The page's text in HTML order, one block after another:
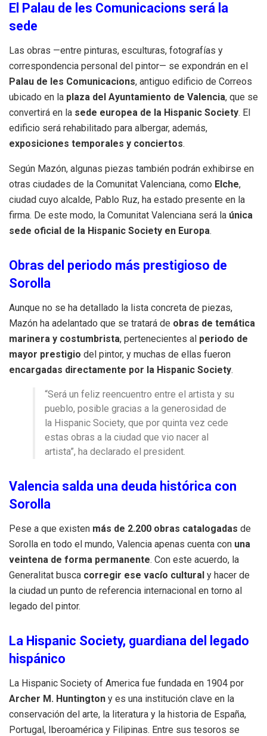
El Palau de les Comunicacions será la
sede
Las obras —entre pinturas, esculturas, fotografías y
correspondencia personal del pintor— se expondrán en el
Palau de les Comunicacions, antiguo edificio de Correos
ubicado en la plaza del Ayuntamiento de Valencia, que se
convertirá en la sede europea de la Hispanic Society. El
edificio será rehabilitado para albergar, además,
exposiciones temporales y conciertos.
Según Mazón, algunas piezas también podrán exhibirse en
otras ciudades de la Comunitat Valenciana, como Elche,
ciudad cuyo alcalde, Pablo Ruz, ha estado presente en la
firma. De este modo, la Comunitat Valenciana será la única
sede oficial de la Hispanic Society en Europa.
Obras del periodo más prestigioso de
Sorolla
Aunque no se ha detallado la lista concreta de piezas,
Mazón ha adelantado que se tratará de obras de temática
marinera y costumbrista, pertenecientes al periodo de
mayor prestigio del pintor, y muchas de ellas fueron
encargadas directamente por la Hispanic Society.
“Será un feliz reencuentro entre el artista y su
pueblo, posible gracias a la generosidad de
la Hispanic Society, que por quinta vez cede
estas obras a la ciudad que vio nacer al
artista”, ha declarado el president.
Valencia salda una deuda histórica con
Sorolla
Pese a que existen más de 2.200 obras catalogadas de
Sorolla en todo el mundo, Valencia apenas cuenta con una
veintena de forma permanente. Con este acuerdo, la
Generalitat busca corregir ese vacío cultural y hacer de
la ciudad un punto de referencia internacional en torno al
legado del pintor.
La Hispanic Society, guardiana del legado
hispánico
La Hispanic Society of America fue fundada en 1904 por
Archer M. Huntington y es una institución clave en la
conservación del arte, la literatura y la historia de España,
Portugal, Iberoamérica y Filipinas. Entre sus tesoros se